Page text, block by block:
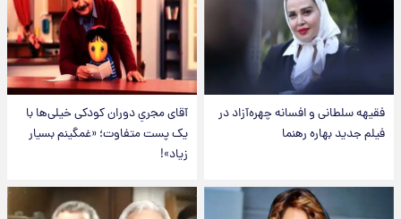
فقیهه سلطانی و افسانه چهره‌آزاد در
فیلم جدید بهاره رهنما
آقای مجریِ دوران کودکی خیلی‌ها با
یک پست متفاوت؛ «غمگینم بسیار
زیاد»!